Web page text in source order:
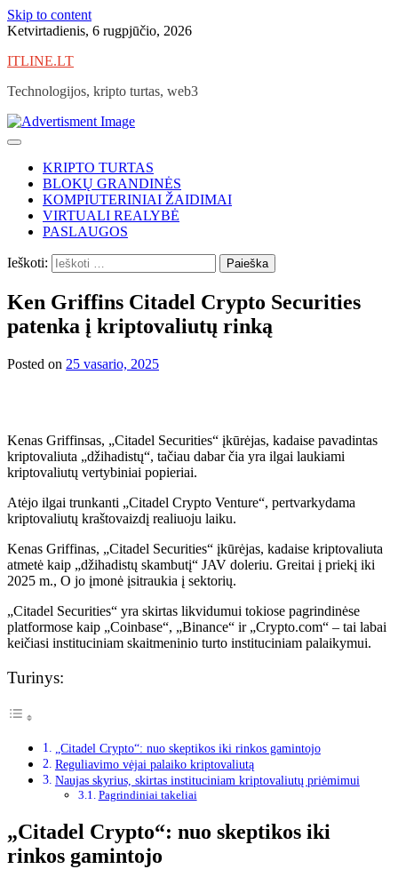
Skip to content
Ketvirtadienis, 6 rugpjūčio, 2026
ITLINE.LT
Technologijos, kripto turtas, web3
KRIPTO TURTAS
BLOKŲ GRANDINĖS
KOMPIUTERINIAI ŽAIDIMAI
VIRTUALI REALYBĖ
PASLAUGOS
Ieškoti:
Ken Griffins Citadel Crypto Securities
patenka į kriptovaliutų rinką
Posted on 25 vasario, 2025
Kenas Griffinsas, „Citadel Securities“ įkūrėjas, kadaise pavadintas
kriptovaliuta „džihadistų“, tačiau dabar čia yra ilgai laukiami
kriptovaliutų vertybiniai popieriai.
Atėjo ilgai trunkanti „Citadel Crypto Venture“, pertvarkydama
kriptovaliutų kraštovaizdį realiuoju laiku.
Kenas Griffinas, „Citadel Securities“ įkūrėjas, kadaise kriptovaliuta
atmetė kaip „džihadistų skambutį“ JAV doleriu. Greitai į priekį iki
2025 m., O jo įmonė įsitraukia į sektorių.
„Citadel Securities“ yra skirtas likvidumui tokiose pagrindinėse
platformose kaip „Coinbase“, „Binance“ ir „Crypto.com“ – tai labai
keičiasi instituciniam skaitmeninio turto instituciniam palaikymui.
Turinys:
„Citadel Crypto“: nuo skeptikos iki rinkos gamintojo
Reguliavimo vėjai palaiko kriptovaliutą
Naujas skyrius, skirtas instituciniam kriptovaliutų priėmimui
Pagrindiniai takeliai
„Citadel Crypto“: nuo skeptikos iki
rinkos gamintojo